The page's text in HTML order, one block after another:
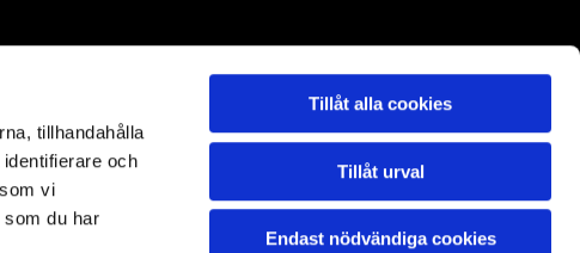
tillhandahålla
och
vi
du har
Tillåt alla cookies
Tillåt urval
Endast nödvändiga cookies